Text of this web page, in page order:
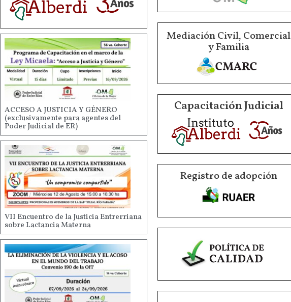
ACCESO A JUSTICIA Y GÉNERO
(exclusivamente para agentes del
Poder Judicial de ER)
VII Encuentro de la Justicia Entrerriana
sobre Lactancia Materna
Mediación Civil, Comercial
y Familia
Capacitación Judicial
Registro de adopción